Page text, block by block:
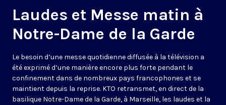
Laudes et Messe matin à
Notre-Dame de la Garde
Le besoin d’une messe quotidienne diffusée à la télévision a
été exprimé d’une manière encore plus forte pendant le
confinement dans de nombreux pays francophones et se
maintient depuis la reprise. KTO retransmet, en direct de la
basilique Notre-Dame de la Garde, à Marseille, les laudes et la